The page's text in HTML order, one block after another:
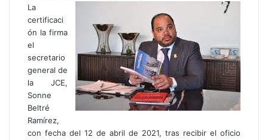
La
certificaci
ón la firma
el
secretario
general de
la JCE,
Sonne
Beltré
Ramírez,
con fecha del 12 de abril de 2021, tras recibir el oficio